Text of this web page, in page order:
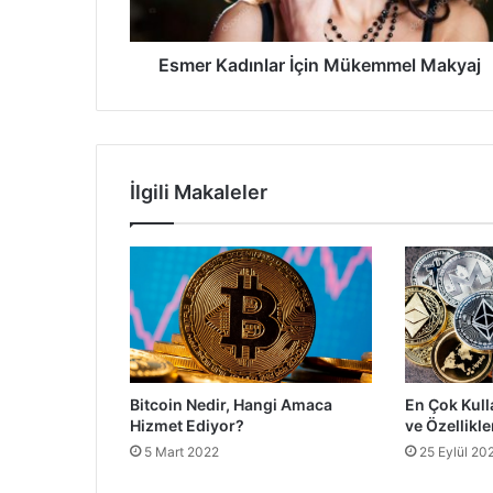
Esmer Kadınlar İçin Mükemmel Makyaj
İlgili Makaleler
Bitcoin Nedir, Hangi Amaca
Hizmet Ediyor?
5 Mart 2022
En Çok
ve
25 Eylül